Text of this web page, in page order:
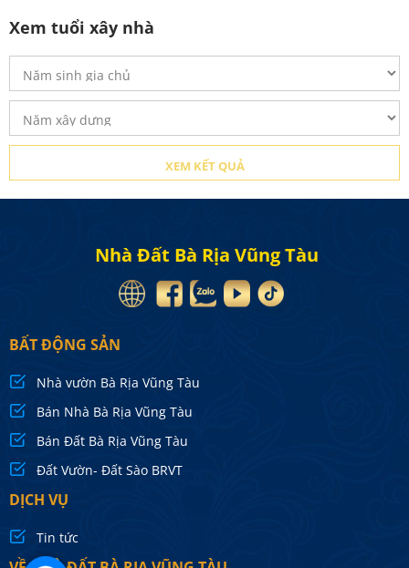
Xem tuổi xây nhà
Nhà Đất Bà Rịa Vũng Tàu
BẤT ĐỘNG SẢN
Nhà vườn Bà Rịa Vũng Tàu
Bán Nhà Bà Rịa Vũng Tàu
Bán Đất Bà Rịa Vũng Tàu
Đất Vườn- Đất Sào BRVT
DỊCH VỤ
Tin tức